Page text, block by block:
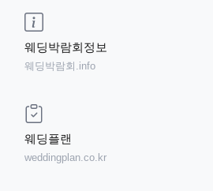
웨딩박람회정보
웨딩박람회.info
웨딩플랜
weddingplan.co.kr